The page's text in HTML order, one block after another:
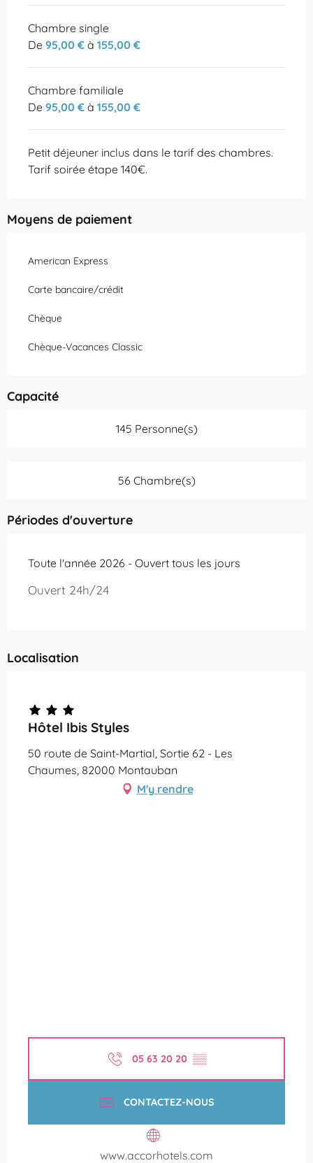
Chambre single
De 95,00 € à 155,00 €
Chambre familiale
De 95,00 € à 155,00 €
Petit déjeuner inclus dans le tarif des chambres.
Tarif soirée étape 140€.
Moyens de paiement
American Express
Carte bancaire/crédit
Chèque
Chèque-Vacances Classic
Capacité
145 Personne(s)
56 Chambre(s)
Périodes d'ouverture
Toute l'année 2026 - Ouvert tous les jours
Ouvert 24h/24
Localisation
Hôtel Ibis Styles
50 route de Saint-Martial, Sortie 62 - Les
Chaumes, 82000 Montauban
M'y rendre
05 63 20 20 ▒▒
CONTACTEZ-NOUS
www.accorhotels.com